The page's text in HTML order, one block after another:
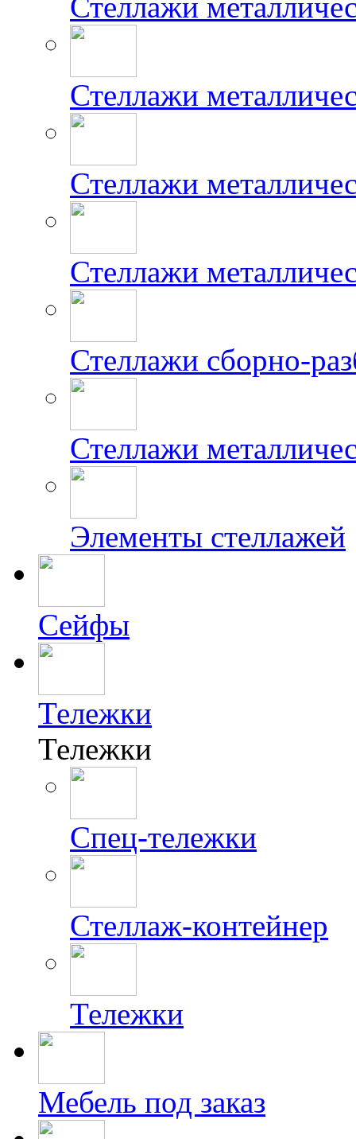
Стеллажи
Стеллажи
Стеллажи
Стеллажи
Стеллажи сборно-
Стеллажи
Элементы стеллажей
Сейфы
Тележки
Тележки
Спец-тележки
Стеллаж-контейнер
Тележки
Мебель под заказ